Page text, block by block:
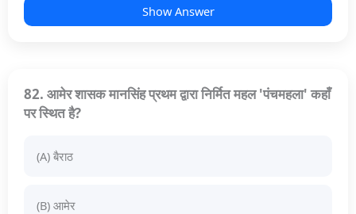
Show Answer
82. आमेर शासक मानसिंह प्रथम द्वारा निर्मित महल 'पंचमहला' कहाँ
पर स्थित है?
(A) बैराठ
(B) आमेर